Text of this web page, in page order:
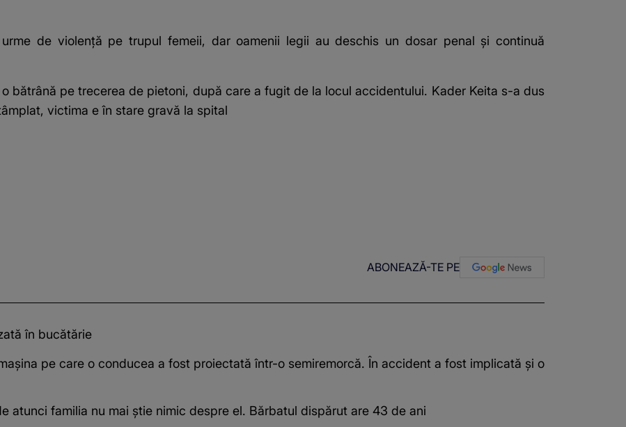
de violență pe trupul femeii, dar oamenii legii au deschis un dosar penal şi continuă
bătrână pe trecerea de pietoni, după care a fugit de la locul accidentului. Kader Keita s-a dus
victima e în stare gravă la spital
ABONEAZĂ-TE PE
în bucătărie
pe care o conducea a fost proiectată într-o semiremorcă. În accident a fost implicată și o
atunci familia nu mai știe nimic despre el. Bărbatul dispărut are 43 de ani